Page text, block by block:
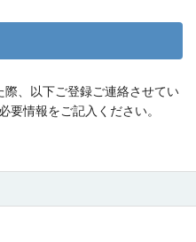
際、以下ご登録ご連絡させてい
要情報をご記入ください。